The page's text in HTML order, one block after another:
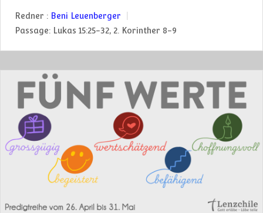
Redner : Beni Leuenberger
Passage: Lukas 15:25-32, 2. Korinther 8-9